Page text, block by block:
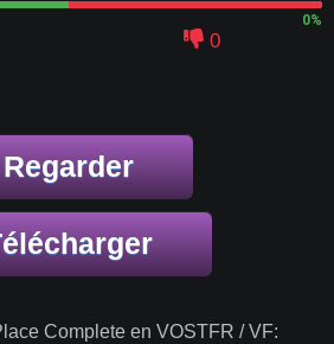
0%
0
Regarder
Complete en VOSTFR / VF: